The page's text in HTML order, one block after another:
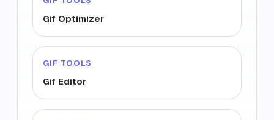
Gif Optimizer
GIF TOOLS
Gif Editor